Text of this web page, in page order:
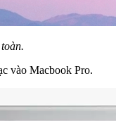
vào Macbook Pro.